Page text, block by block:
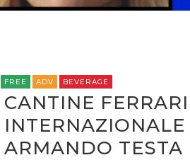
CINEMA
EDITORIA
RADIO / AUDIO
FREE ADV BEVERAGE
CANTINE
ARMANDO TESTA